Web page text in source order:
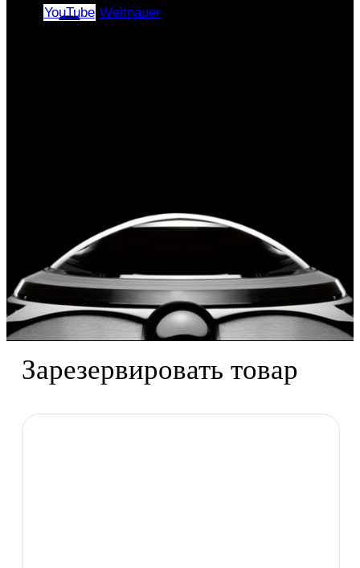
YouTube Weitnauer
Зарезервировать товар